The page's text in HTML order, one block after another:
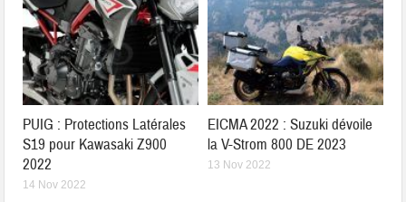
PUIG : Protections Latérales
S19 pour Kawasaki Z900
2022
14 Nov 2022
EICMA 2022 : Suzuki dévoile
la V-Strom 800 DE 2023
13 Nov 2022